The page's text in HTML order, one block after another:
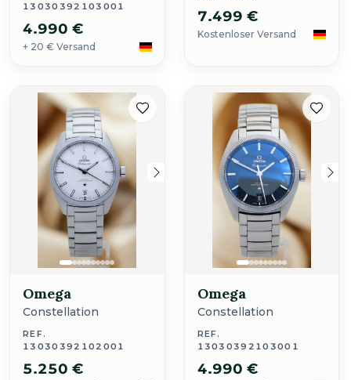
13030392103001
4.990 €
+ 20 € Versand
7.499 €
Kostenloser Versand
Omega
Constellation
REF.
13030392102001
5.250 €
Omega
Constellation
REF.
13030392103001
4.990 €